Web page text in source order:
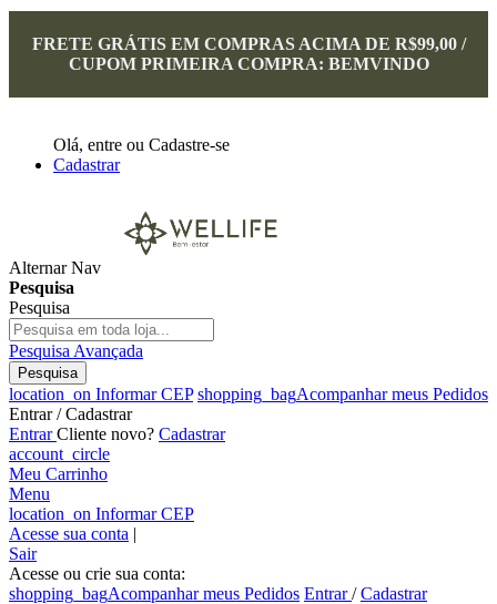
FRETE GRÁTIS EM COMPRAS ACIMA DE R$99,00 /
CUPOM PRIMEIRA COMPRA: BEMVINDO
Olá, entre ou Cadastre-se
Cadastrar
Alternar Nav
Pesquisa
Pesquisa
Pesquisa Avançada
Pesquisa
location_on Informar CEP shopping_bagAcompanhar meus Pedidos
Entrar / Cadastrar
EntrarCliente novo? Cadastrar
account_circle
Meu Carrinho
Menu
location_on Informar CEP
Acesse sua conta |
Sair
Acesse ou crie sua conta:
shopping_bagAcompanhar meus Pedidos Entrar/Cadastrar